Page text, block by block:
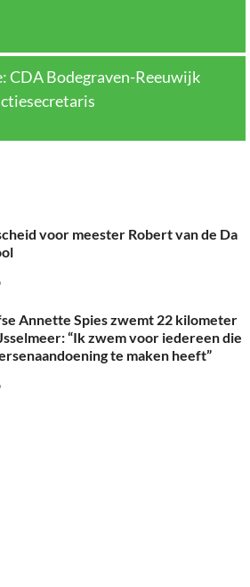
CDA Bodegraven-Reeuwijk
voor meester Robert van de Da
Annette Spies zwemt 22 kilometer
“Ik zwem voor iedereen die
te maken heeft”